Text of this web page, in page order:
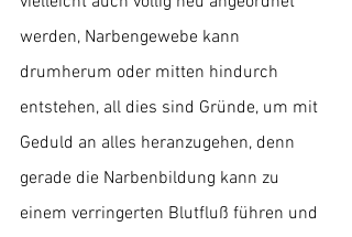
werden, Narbengewebe kann
drumherum oder mitten hindurch
entstehen, all dies sind Gründe, um mit
Geduld an alles heranzugehen, denn
gerade die Narbenbildung kann zu
einem verringerten Blutfluß führen und